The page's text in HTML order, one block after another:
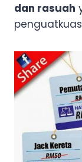
dan rasuah